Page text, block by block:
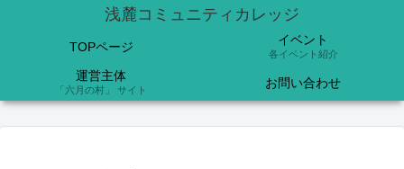
浅麓コミュニティカレッジ
TOPページ イベント
各イベント紹介
運営主体
「六月の村」 サイト お問い合わせ